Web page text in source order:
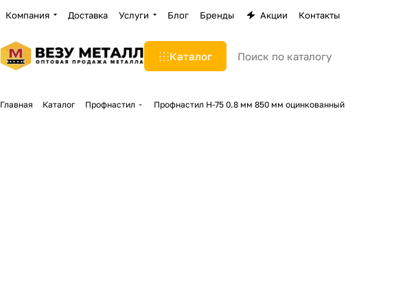
Компания Доставка Услуги Блог Бренды Акции Контакты
Каталог
Главная Каталог Профнастил Профнастил Н-75 0.8 мм 850 мм оцинкованный